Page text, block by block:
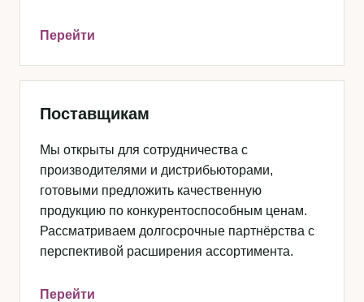
Перейти
Поставщикам
Мы открыты для сотрудничества с
производителями и дистрибьюторами,
готовыми предложить качественную
продукцию по конкурентоспособным ценам.
Рассматриваем долгосрочные партнёрства с
перспективой расширения ассортимента.
Перейти